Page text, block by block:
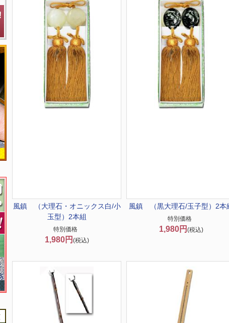
風鎮 （大理石・オニックス白/小
玉型）2本組
特別価格
1,980円 (税込)
風鎮 （黒大理石/玉子型）2本
特別価格
1,980円 (税込)